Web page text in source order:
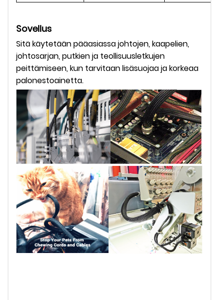
Sovellus
Sitä käytetään pääasiassa johtojen, kaapelien,
johtosarjan, putkien ja teollisuusletkujen
peittämiseen, kun tarvitaan lisäsuojaa ja korkeaa
palonestoainetta.